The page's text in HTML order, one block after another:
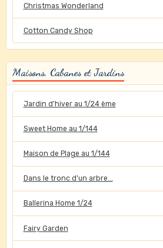
Christmas Wonderland
Cotton Candy Shop
Maisons, Cabanes et Jardins
Jardin d'hiver au 1/24 ème
Sweet Home au 1/144
Maison de Plage au 1/144
Dans le tronc d'un arbre...
Ballerina Home 1/24
Fairy Garden